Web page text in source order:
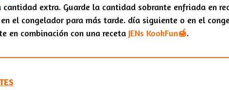
cantidad extra. Guarde la cantidad sobrante enfriada en
el congelador para más tarde. día siguiente o en el
en combinación con una receta JENs KookFun🍯.